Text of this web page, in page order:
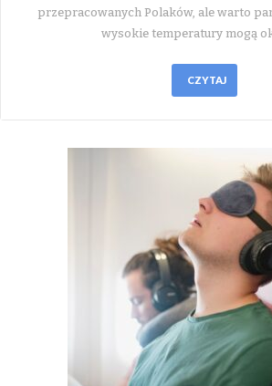
przepracowanych Polaków, ale warto
wysokie temperatury mogą
CZYTAJ